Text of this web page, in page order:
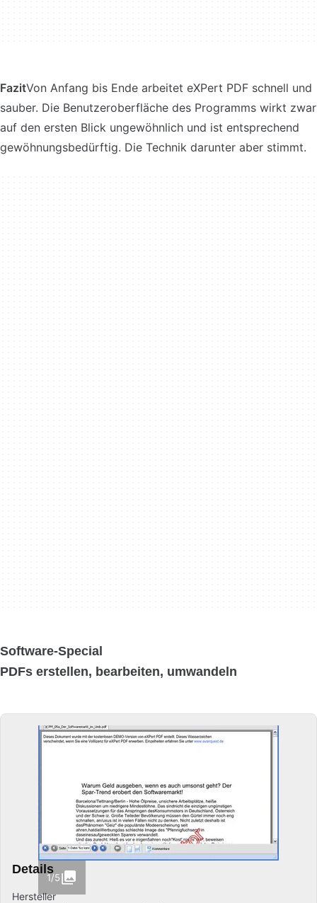
FazitVon Anfang bis Ende arbeitet eXPert PDF schnell und
sauber. Die Benutzeroberfläche des Programms wirkt zwar
auf den ersten Blick ungewöhnlich und ist entsprechend
gewöhnungsbedürftig. Die Technik darunter aber stimmt.
Software-Special
PDFs erstellen, bearbeiten, umwandeln
1/5
Details
Hersteller